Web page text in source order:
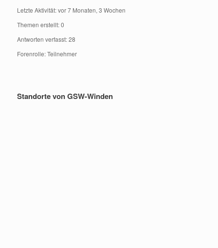
Letzte Aktivität: vor 7 Monaten, 3 Wochen
Themen erstellt: 0
Antworten verfasst: 28
Forenrolle: Teilnehmer
Standorte von GSW-Winden